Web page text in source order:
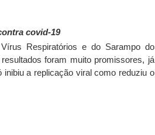
covid-19
Respiratórios e do Sarampo do
foram muito promissores, já
a replicação viral como reduziu o